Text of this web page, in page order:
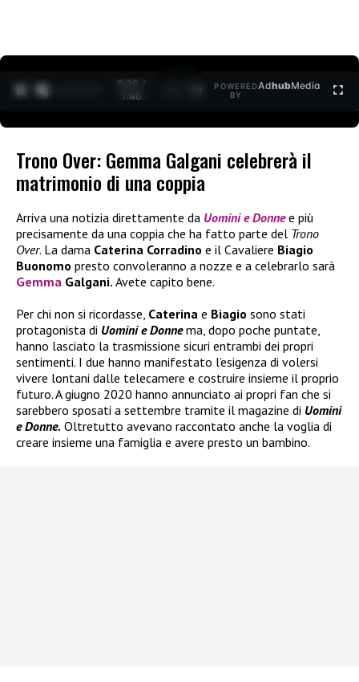
0:30 /
1:40
POWERED
BY
AdhubMedia
Trono Over: Gemma Galgani celebrerà il
matrimonio di una coppia
Arriva una notizia direttamente da Uomini e Donnee più
precisamente da una coppia che ha fatto parte del Trono
Over. La dama Caterina Corradino e il Cavaliere Biagio
Buonomo presto convoleranno a nozze e a celebrarlo sarà
Gemma Galgani. Avete capito bene.
Per chi non si ricordasse, Caterina e Biagio sono stati
protagonista di Uomini e Donnema, dopo poche puntate,
hanno lasciato la trasmissione sicuri entrambi dei propri
sentimenti. I due hanno manifestato l’esigenza di volersi
vivere lontani dalle telecamere e costruire insieme il proprio
futuro. A giugno 2020 hanno annunciato ai propri fan che si
sarebbero sposati a settembre tramite il magazine di Uomini
e Donne. Oltretutto avevano raccontato anche la voglia di
creare insieme una famiglia e avere presto un bambino.